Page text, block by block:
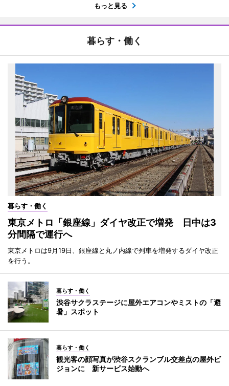
もっと見る
暮らす・働く
暮らす・働く
東京メトロ「銀座線」ダイヤ改正で増発 日中は3
分間隔で運行へ
東京メトロは9月19日、銀座線と丸ノ内線で列車を増発するダイヤ改正
を行う。
暮らす・働く
渋谷サクラステージに屋外エアコンやミストの「避
暑」スポット
暮らす・働く
観光客の顔写真が渋谷スクランブル交差点の屋外ビ
ジョンに 新サービス始動へ